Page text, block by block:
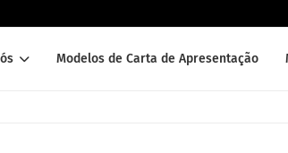
Modelos de Carta de Apresentação